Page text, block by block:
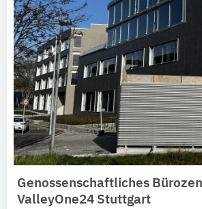
Genossenschaftliches
ValleyOne24 Stuttgart